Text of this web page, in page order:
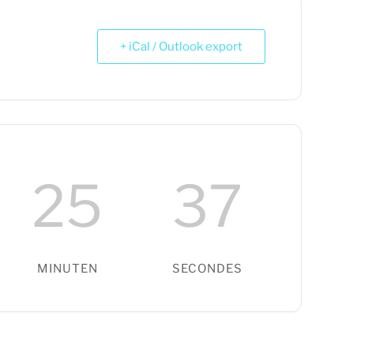
+ iCal / Outlook export
25
MINUTEN
36
SECONDES